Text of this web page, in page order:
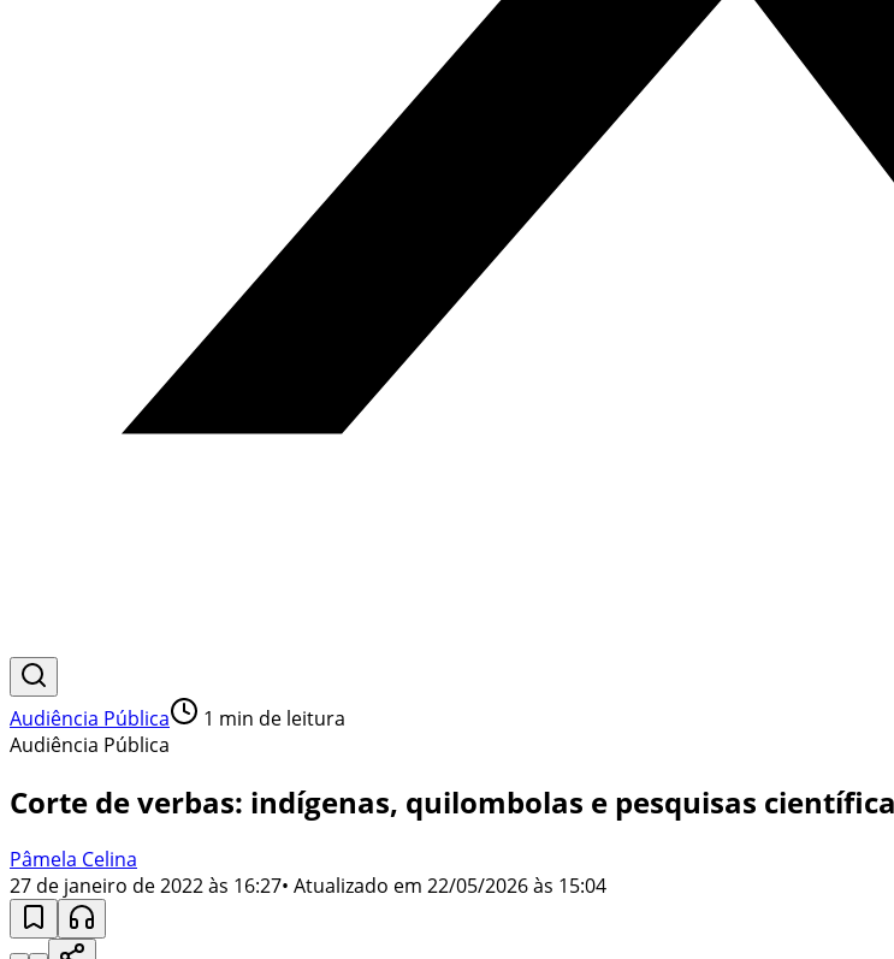
Audiência Pública 1 min de leitura
Audiência Pública
Corte de verbas: indígenas, quilombolas e pesquisas
Pâmela Celina
27 de janeiro de 2022 às 16:27• Atualizado em 22/05/2026 às 15:04